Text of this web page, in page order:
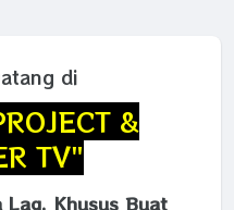
di
&
TV"
Lag, Khusus Buat